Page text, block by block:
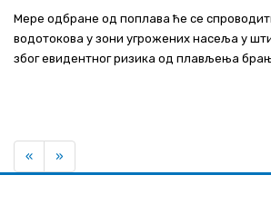
Мере одбране од поплава ће се
водотокова у зони угрожених насеља у
због евидентног ризика од плављења
«Previous
»